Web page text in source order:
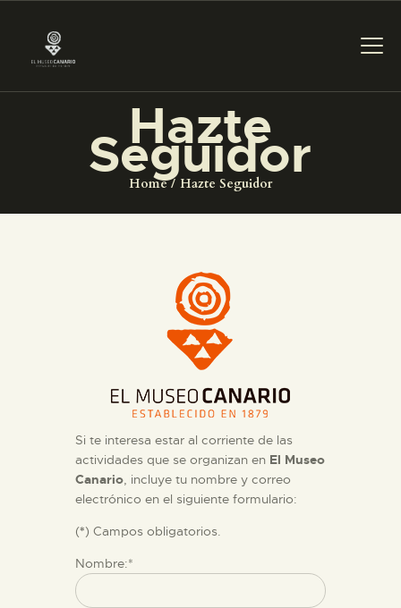
Hazte
Seguidor
Home Hazte Seguidor
PREPARAR LA VISITA
ACTIVIDADES
COLECCIONES
DIDÁCTICA
ESPAÑOL
PREPARAR LA VISITA
ACTIVIDADES
Si te interesa estar al corriente de las
actividades que se organizan en El Museo
Canario, incluye tu nombre y correo
electrónico en el siguiente formulario:
(*) Campos obligatorios.
Nombre:*